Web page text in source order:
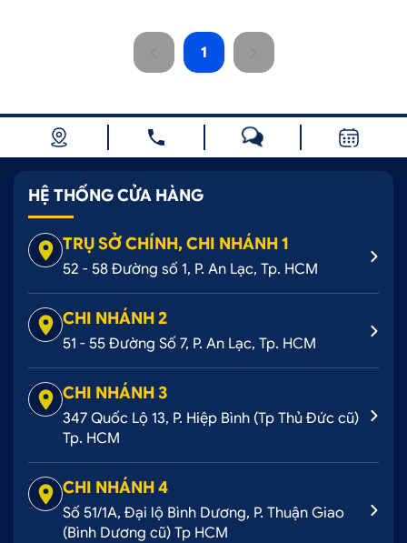
1
HỆ THỐNG CỬA HÀNG
TRỤ SỞ CHÍNH, CHI NHÁNH 1
52 - 58 Đường số 1, P. An Lạc, Tp. HCM
CHI NHÁNH 2
51 - 55 Đường Số 7, P. An Lạc, Tp. HCM
CHI NHÁNH 3
347 Quốc Lộ 13, P. Hiệp Bình (Tp Thủ Đức cũ)
Tp. HCM
CHI NHÁNH 4
Số 51/1A, Đại lộ Bình Dương, P. Thuận Giao
(Bình Dương cũ) Tp HCM